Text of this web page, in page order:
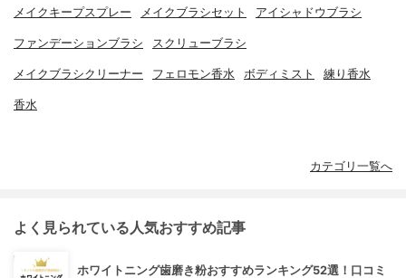
メイクキープスプレー メイクブラシセット アイシャドウブラシ
ファンデーションブラシ スクリューブラシ
メイクブラシクリーナー フェロモン香水 ボディミスト 練り香水
香水
カテゴリ一覧へ
よく見られている人気おすすめ記事
ホワイトニング歯磨き粉おすすめランキング52選！口コミ